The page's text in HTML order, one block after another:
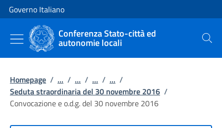
Vai al contenuto
Vai alla navigazione del sito
Governo Italiano
Conferenza Stato-città ed
autonomie locali Cerca
Homepage / ... / ... / ... / ... /
Seduta straordinaria del 30 novembre 2016 /
Convocazione e o.d.g. del 30 novembre 2016